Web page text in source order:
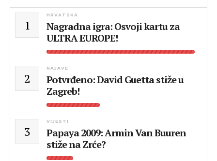
1
HRVATSKA
Nagradna igra: Osvoji kartu za
ULTRA EUROPE!
2
NAJAVE
Potvrđeno: David Guetta stiže u
Zagreb!
3
VIJESTI
Papaya 2009: Armin Van Buuren
stiže na Zrće?